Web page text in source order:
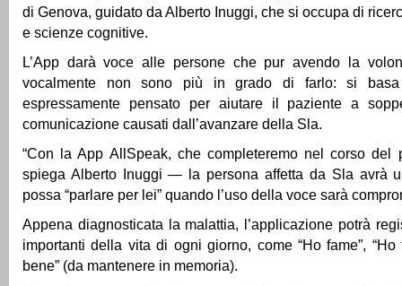
di Genova, guidato da Alberto Inuggi, che si occupa di
e scienze cognitive.
L’App darà voce alle persone che pur avendo la
vocalmente non sono più in grado di farlo: si
espressamente pensato per aiutare il paziente a
comunicazione causati dall’avanzare della Sla.
“Con la App AllSpeak, che completeremo nel corso
spiega Alberto Inuggi — la persona affetta da Sla avrà
possa “parlare per lei” quando l’uso della voce sarà
Appena diagnosticata la malattia, l’applicazione potrà
importanti della vita di ogni giorno, come “Ho fame”, “Ho
bene” (da mantenere in memoria).